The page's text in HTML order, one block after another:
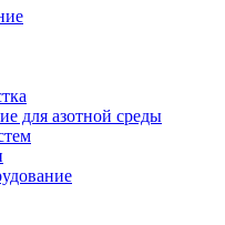
для азотной среды